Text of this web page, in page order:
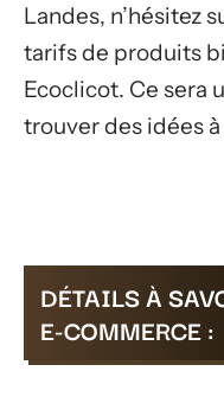
Landes, n’hésitez
tarifs de produits
Ecoclicot. Ce sera
trouver des idées
DÉTAILS À
E-COMMERCE :